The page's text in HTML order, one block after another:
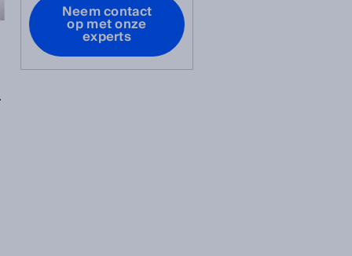
Neem contact
op met onze
experts